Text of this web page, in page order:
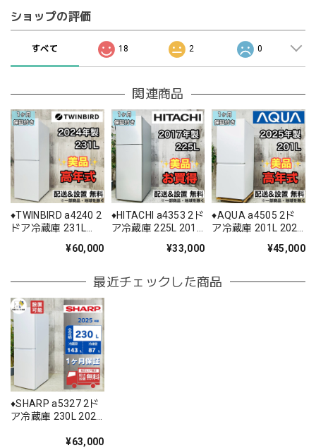
ショップの評価
すべて 18 2 0
関連商品
♦️TWINBIRD a4240 2
ドア冷蔵庫 231L
¥60,000
♦️HITACHI a4353 2ド
ア冷蔵庫 225L 2017
¥33,000
♦️AQUA a4505 2ド
ア冷蔵庫 201L 2025
¥45,000
最近チェックした商品
♦️SHARP a5327 2ド
ア冷蔵庫 230L 2025
¥63,000